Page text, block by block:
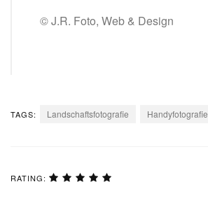
© J.R. Foto, Web & Design
TAGS: Landschaftsfotografie Handyfotografie
RATING: